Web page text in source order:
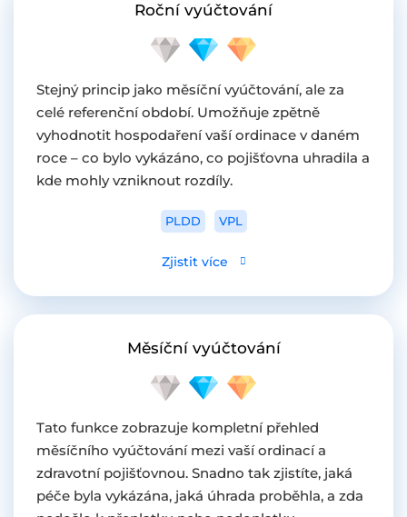
Roční vyúčtování
Stejný princip jako měsíční vyúčtování, ale za
celé referenční období. Umožňuje zpětně
vyhodnotit hospodaření vaší ordinace v daném
roce – co bylo vykázáno, co pojišťovna uhradila a
kde mohly vzniknout rozdíly.
PLDD VPL
Zjistit více
Měsíční vyúčtování
Tato funkce zobrazuje kompletní přehled
měsíčního vyúčtování mezi vaší ordinací a
zdravotní pojišťovnou. Snadno tak zjistíte, jaká
péče byla vykázána, jaká úhrada proběhla, a zda